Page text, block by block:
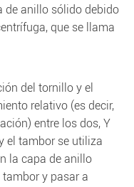
de anillo sólido debido
que se llama
del tornillo y el
relativo (es decir,
entre los dos, Y
el tambor se utiliza
la capa de anillo
y pasar a